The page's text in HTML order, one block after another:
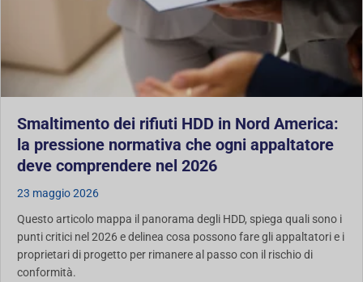
Smaltimento dei rifiuti HDD in Nord America:
la pressione normativa che ogni appaltatore
deve comprendere nel 2026
23 maggio 2026
Questo articolo mappa il panorama degli HDD, spiega quali sono i
punti critici nel 2026 e delinea cosa possono fare gli appaltatori e i
proprietari di progetto per rimanere al passo con il rischio di
conformità.